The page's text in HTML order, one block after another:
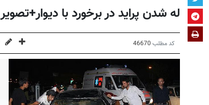
له شدن پراید در برخورد با دیوار+تصویر
کد مطلب 46670